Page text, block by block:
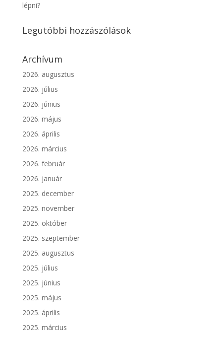
lépni?
Legutóbbi hozzászólások
Archívum
2026. augusztus
2026. július
2026. június
2026. május
2026. április
2026. március
2026. február
2026. január
2025. december
2025. november
2025. október
2025. szeptember
2025. augusztus
2025. július
2025. június
2025. május
2025. április
2025. március